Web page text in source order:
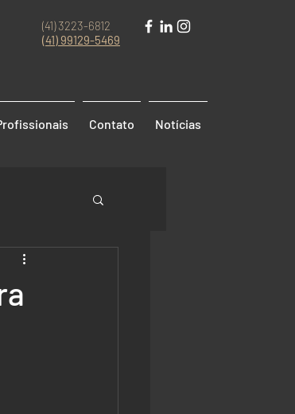
(41) 3223-6812
(41) 99129-5469
Contato Notícias